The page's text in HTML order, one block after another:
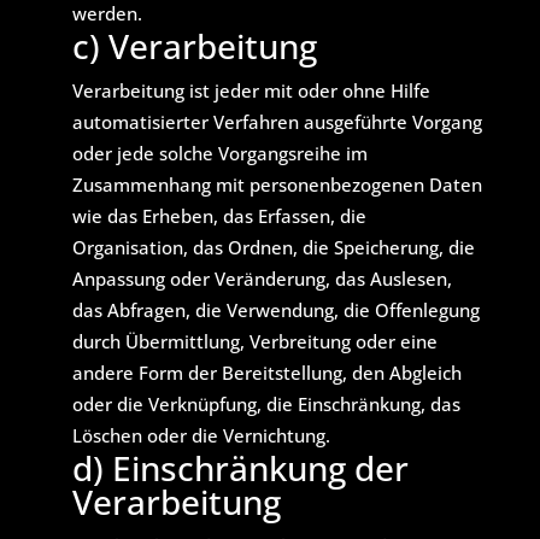
werden.
c) Verarbeitung
Verarbeitung ist jeder mit oder ohne Hilfe
automatisierter Verfahren ausgeführte Vorgang
oder jede solche Vorgangsreihe im
Zusammenhang mit personenbezogenen Daten
wie das Erheben, das Erfassen, die
Organisation, das Ordnen, die Speicherung, die
Anpassung oder Veränderung, das Auslesen,
das Abfragen, die Verwendung, die Offenlegung
durch Übermittlung, Verbreitung oder eine
andere Form der Bereitstellung, den Abgleich
oder die Verknüpfung, die Einschränkung, das
Löschen oder die Vernichtung.
d) Einschränkung der
Verarbeitung